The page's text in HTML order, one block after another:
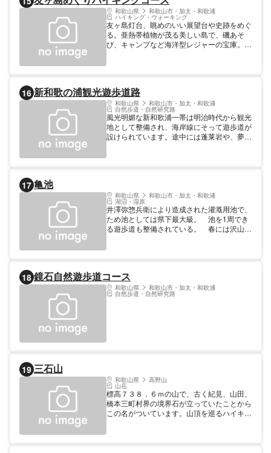
和歌山県 和歌山市・加太・和歌浦
ハイキング・ウォーキング
友ヶ島灯台、眺めのいい展望台や史跡をめぐ
る。亜熱帯植物が茂る美しい島で、磯あそ
び、キャンプなど海洋型レジャーの宝庫。か
16 新和歌の浦観光遊歩道路
和歌山県 和歌山市・加太・和歌浦
自然歩道・自然研究路
風光明媚な新和歌浦一帯は明治時代から観光
地として整備され、海岸線にそって遊歩道が
設けられています。途中には蓬莱岩や、夢の
17 亀池
和歌山県 和歌山市・加太・和歌浦
湖沼・湿原
井澤弥惣兵衛により造成された灌漑用池で、
ため池としては県下最大級。 池を1周でき
る遊歩道も整備されている。 春には沢山の
18 鏡石自然遊歩道コース
和歌山県 和歌山市・加太・和歌浦
自然歩道・自然研究路
19 三石山
和歌山県 高野山
山岳
標高７３８．６ｍの山で、古く紀見、山田、
橋本三町村界の境界石が立っていたことから
この名がついています。山頂を巡るハイキン